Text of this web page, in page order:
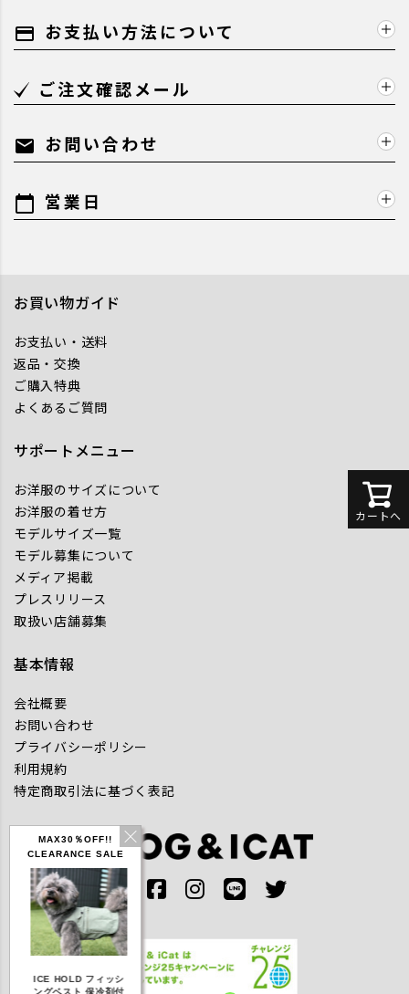
MAX30％OFF!!
CLEARANCE SALE
HOLD フィッシ
グベスト 保冷剤付
IDOG ICE HOLD ネ
ッククーラー 保冷剤
テックタンク 遮熱
UVカット
カートへ
payment お支払い方法について
ご注文確認メール
mail お問い合わせ
calendar_today 営業日
お買い物ガイド
お支払い・送料
返品・交換
ご購入特典
よくあるご質問
サポートメニュー
お洋服のサイズについて
お洋服の着せ方
モデルサイズ一覧
モデル募集について
メディア掲載
プレスリリース
取扱い店舗募集
基本情報
会社概要
お問い合わせ
プライバシーポリシー
利用規約
特定商取引法に基づく表記